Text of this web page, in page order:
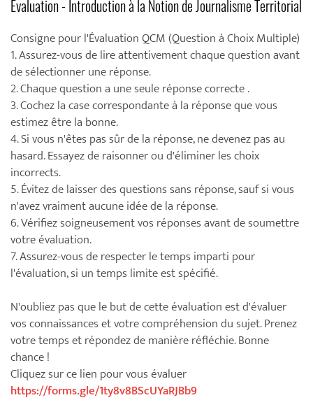
Évaluation - Introduction à la Notion de Journalisme Territorial
Consigne pour l'Évaluation QCM (Question à Choix Multiple)
1. Assurez-vous de lire attentivement chaque question avant
de sélectionner une réponse.
2. Chaque question a une seule réponse correcte .
3. Cochez la case correspondante à la réponse que vous
estimez être la bonne.
4. Si vous n'êtes pas sûr de la réponse, ne devenez pas au
hasard. Essayez de raisonner ou d'éliminer les choix
incorrects.
5. Évitez de laisser des questions sans réponse, sauf si vous
n'avez vraiment aucune idée de la réponse.
6. Vérifiez soigneusement vos réponses avant de soumettre
votre évaluation.
7. Assurez-vous de respecter le temps imparti pour
l'évaluation, si un temps limite est spécifié.
N'oubliez pas que le but de cette évaluation est d'évaluer
vos connaissances et votre compréhension du sujet. Prenez
votre temps et répondez de manière réfléchie. Bonne
chance !
Cliquez sur ce lien pour vous évaluer
https://forms.gle/1ty8v8BScUYaRJBb9